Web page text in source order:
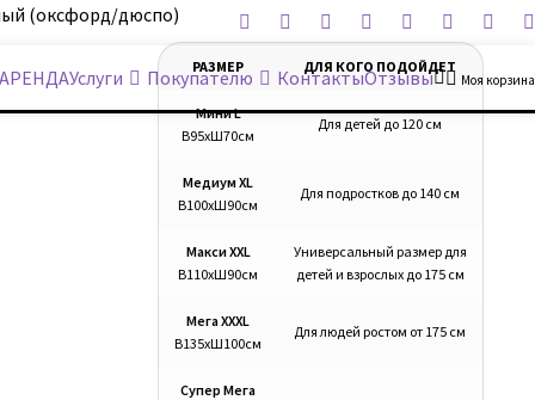
АРЕНДАУслуги Покупателю КонтактыОтзывы Моя корзина
(оксфорд/дюспо)
РАЗМЕР ДЛЯ КОГО ПОДОЙДЕТ
Мини L
В95хШ70см
Для детей до 120 см
Медиум XL
В100хШ90см
Для подростков до 140 см
Макси XXL
В110хШ90см
Универсальный размер для
детей и взрослых до 175 см
Мега XXXL
В135хШ100см
Для людей ростом от 175 см
Супер Мега